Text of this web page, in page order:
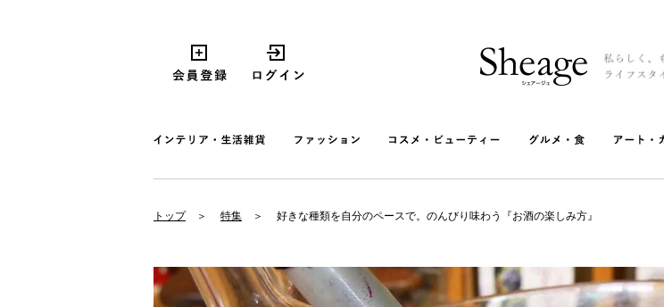
トップ 特集 好きな種類を自分のペースで。のんびり味わう『お酒の楽しみ方』